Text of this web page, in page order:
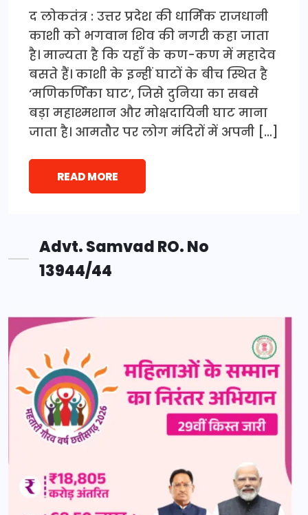
द लोकतंत्र : उत्तर प्रदेश की धार्मिक राजधानी
काशी को भगवान शिव की नगरी कहा जाता
है। मान्यता है कि यहाँ के कण-कण में महादेव
बसते हैं। काशी के इन्हीं घाटों के बीच स्थित है
‘मणिकर्णिका घाट’, जिसे दुनिया का सबसे
बड़ा महाश्मशान और मोक्षदायिनी घाट माना
जाता है। आमतौर पर लोग मंदिरों में अपनी […]
READ MORE
Advt. Samvad RO. No
13944/44